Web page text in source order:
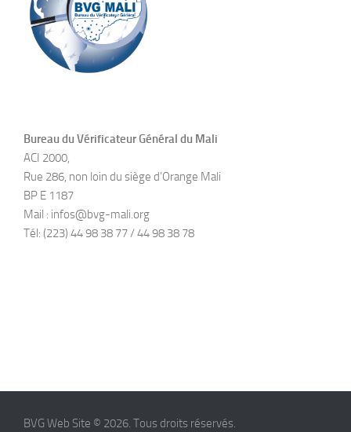
Bureau du Vérificateur Général du Mali
ACI 2000,
Rue 286, non loin du siège d’Orange Mali
BP E 1187
Mail : infos@bvg-mali.org
Tél: (223) 44 98 38 77 / 44 98 38 78
BVG Web Site © 2026. Tous droits réservés.